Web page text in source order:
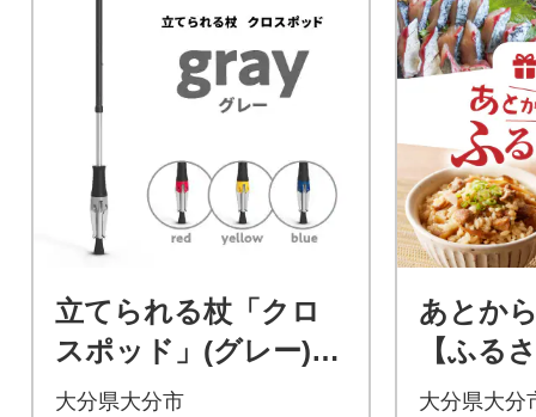
立てられる杖「クロ
スポッド」(グレー)_R
11002_4
大分県大分市
あとか
【ふる
万円
大分県大分